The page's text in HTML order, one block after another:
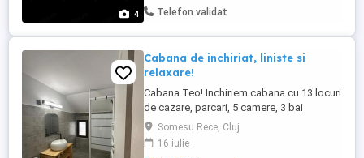
4
șemineu, barcă, terasă, grătar, ceaun, etc
Telefon validat
Cabana de inchiriat, liniste si
relaxare!
Cabana Teo! Inchiriem cabana cu 13 locuri
de cazare, parcari, 5 camere, 3 bai
moderne , living spatios, curte, terasa,
foisor, gratar, ceaun, masa tenis, jocuri
distractive. Bucataria dotata cu masina
Somesu Rece, Cluj
16 iulie